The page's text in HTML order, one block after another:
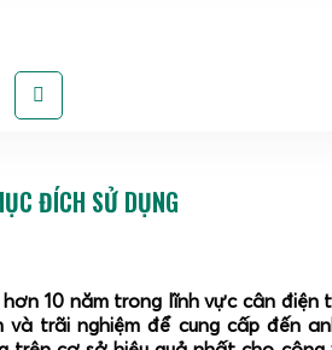
ĐÍCH SỬ DỤNG
10 năm trong lĩnh vực cân điện
và trãi nghiệm để cung cấp đến